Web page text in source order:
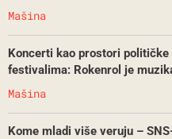
Mašina
Koncerti kao prostori političke
festivalima: Rokenrol je
Mašina
Kome mladi više veruju –